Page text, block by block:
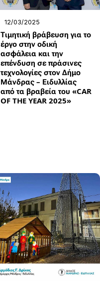
12/03/2025
Τιμητική βράβευση για το
έργο στην οδική
ασφάλεια και την
επένδυση σε πράσινες
τεχνολογίες στον Δήμο
Μάνδρας – Ειδυλλίας
από τα βραβεία του «CAR
OF THE YEAR 2025»